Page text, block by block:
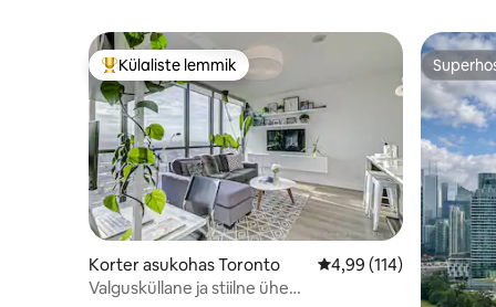
Külaliste suur lemmik
Külaliste lemmik
Korter asukohas Toronto Keskmine hinnang
4,99 (114)
Valgusküllane ja stiilne ühe